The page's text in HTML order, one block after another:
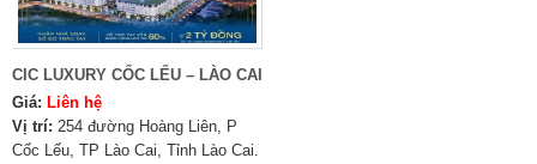
CIC LUXURY CỐC LẾU – LÀO CAI
Giá: Liên hệ
Vị trí: 254 đường Hoàng Liên, P
Cốc Lếu, TP Lào Cai, Tỉnh Lào Cai.